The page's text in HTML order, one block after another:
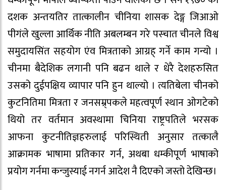
दशक अन्तयतिर तात्कालीन चीनिया शासक देङ्ग जिआओ
पीगंले खुल्ला आर्थिक नीति अबलम्बन गरे पस्चात चीनले विश्व
समुदायसिंत सहयोग एंव मित्रताको आग्रह् गर्ने काम गन्यो ।
चीनमा बैदेशिक लगानी पनि बढन थाले र धेरै देशहरुसित
उसको दुईपक्षिय व्यापार पनि हुन थाल्यो । त्यतिबेला चीनको
कुटनितिमा मित्रता र जनसम्र्पकले महत्वपूर्ण स्थान ओगटेको
थियो तर वर्तमान अवस्थामा चिनिया राष्ट्रपतिले भरसक
आफना कुटनीतिज्ञहरुलाई परिस्थिती अनुसार तत्कालै
आक्रामक भाषामा प्रतिकार गर्न, अथबा धम्कीपूर्ण भाषाको
प्रयोग गर्नमा कन्जुस्याई नगर्न आदेश नै दिएको जस्तो देखिन्छ।